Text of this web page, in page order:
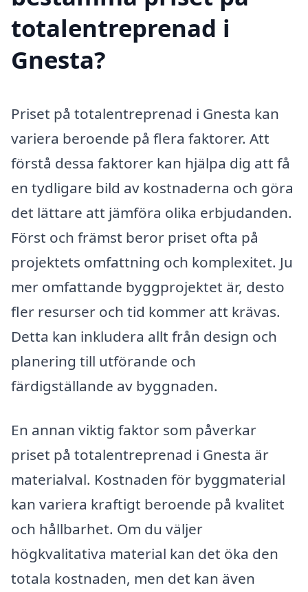
totalentreprenad i
Gnesta?
Priset på totalentreprenad i Gnesta kan
variera beroende på flera faktorer. Att
förstå dessa faktorer kan hjälpa dig att få
en tydligare bild av kostnaderna och göra
det lättare att jämföra olika erbjudanden.
Först och främst beror priset ofta på
projektets omfattning och komplexitet. Ju
mer omfattande byggprojektet är, desto
fler resurser och tid kommer att krävas.
Detta kan inkludera allt från design och
planering till utförande och
färdigställande av byggnaden.
En annan viktig faktor som påverkar
priset på totalentreprenad i Gnesta är
materialval. Kostnaden för byggmaterial
kan variera kraftigt beroende på kvalitet
och hållbarhet. Om du väljer
högkvalitativa material kan det öka den
totala kostnaden, men det kan även